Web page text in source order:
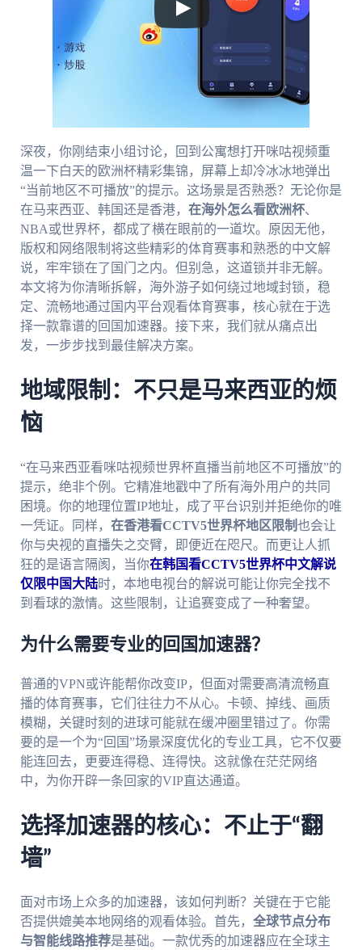
深夜，你刚结束小组讨论，回到公寓想打开咪咕视频重
温一下白天的欧洲杯精彩集锦，屏幕上却冷冰冰地弹出
“当前地区不可播放”的提示。这场景是否熟悉？无论你是
在马来西亚、韩国还是香港， 在海外怎么看欧洲杯、
NBA或世界杯，都成了横在眼前的一道坎。原因无他，
版权和网络限制将这些精彩的体育赛事和熟悉的中文解
说，牢牢锁在了国门之内。但别急，这道锁并非无解。
本文将为你清晰拆解，海外游子如何绕过地域封锁，稳
定、流畅地通过国内平台观看体育赛事，核心就在于选
择一款靠谱的回国加速器。接下来，我们就从痛点出
发，一步步找到最佳解决方案。
地域限制：不只是马来西亚的烦
恼
“在马来西亚看咪咕视频世界杯直播当前地区不可播放”的
提示，绝非个例。它精准地戳中了所有海外用户的共同
困境。你的地理位置IP地址，成了平台识别并拒绝你的唯
一凭证。同样， 在香港看CCTV5世界杯地区限制也会让
你与央视的直播失之交臂，即便近在咫尺。而更让人抓
狂的是语言隔阂，当你在韩国看CCTV5世界杯中文解说
仅限中国大陆时，本地电视台的解说可能让你完全找不
到看球的激情。这些限制，让追赛变成了一种奢望。
为什么需要专业的回国加速器？
普通的VPN或许能帮你改变IP，但面对需要高清流畅直
播的体育赛事，它们往往力不从心。卡顿、掉线、画质
模糊，关键时刻的进球可能就在缓冲圈里错过了。你需
要的是一个为“回国”场景深度优化的专业工具，它不仅要
能连回去，更要连得稳、连得快。这就像在茫茫网络
中，为你开辟一条回家的VIP直达通道。
选择加速器的核心：不止于“翻
墙”
面对市场上众多的加速器，该如何判断？关键在于它能
否提供媲美本地网络的观看体验。首先， 全球节点分布
与智能线路推荐是基础。一款优秀的加速器应在全球主